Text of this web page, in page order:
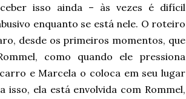
isso ainda – às vezes é difícil
enquanto se está nele. O roteiro
desde os primeiros momentos, que
como quando ele pressiona
e Marcela o coloca em seu lugar
isso, ela está envolvida com Rommel,